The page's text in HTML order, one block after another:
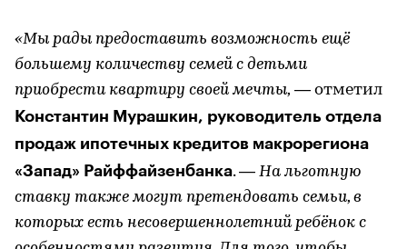
«Мы рады предоставить возможность ещё
большему количеству семей с детьми
приобрести квартиру своей мечты, — отметил
Константин Мурашкин, руководитель отдела
продаж ипотечных кредитов макрорегиона
«Запад» Райффайзенбанка. — На льготную
ставку также могут претендовать семьи, в
которых есть несовершеннолетний ребёнок с